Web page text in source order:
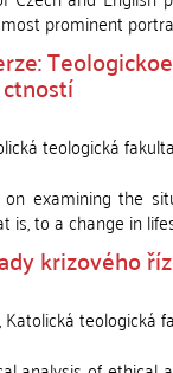
prominent
teologická fakulta
on examining the
is, to a change in
krizového
teologická